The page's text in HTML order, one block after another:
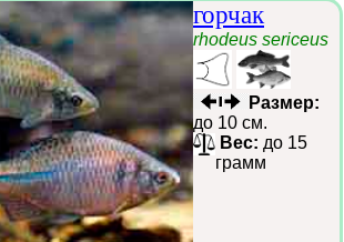
горчак
rhodeus sericeus
Размер:
до 10 см.
Вес: до 15
грамм